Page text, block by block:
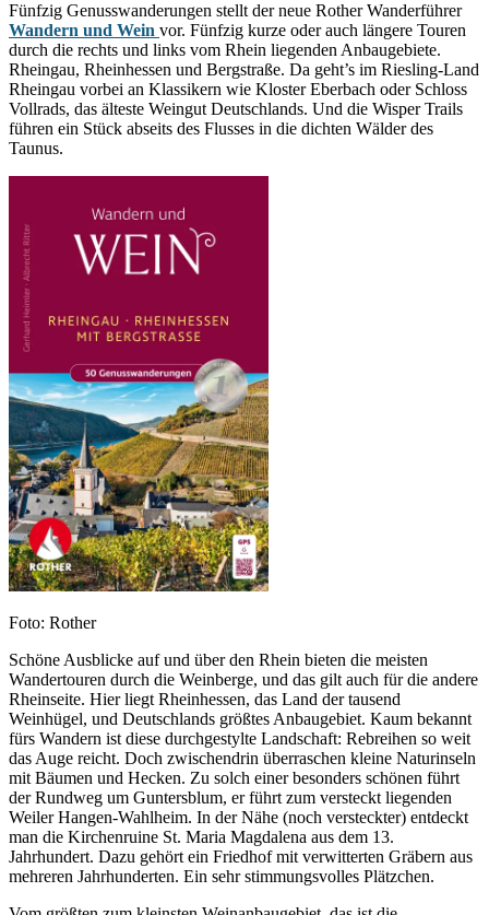
Fünfzig Genusswanderungen stellt der neue Rother Wanderführer
Wandern und Wein vor. Fünfzig kurze oder auch längere Touren
durch die rechts und links vom Rhein liegenden Anbaugebiete.
Rheingau, Rheinhessen und Bergstraße. Da geht’s im Riesling-Land
Rheingau vorbei an Klassikern wie Kloster Eberbach oder Schloss
Vollrads, das älteste Weingut Deutschlands. Und die Wisper Trails
führen ein Stück abseits des Flusses in die dichten Wälder des
Taunus.
Foto: Rother
Schöne Ausblicke auf und über den Rhein bieten die meisten
Wandertouren durch die Weinberge, und das gilt auch für die andere
Rheinseite. Hier liegt Rheinhessen, das Land der tausend
Weinhügel, und Deutschlands größtes Anbaugebiet. Kaum bekannt
fürs Wandern ist diese durchgestylte Landschaft: Rebreihen so weit
das Auge reicht. Doch zwischendrin überraschen kleine Naturinseln
mit Bäumen und Hecken. Zu solch einer besonders schönen führt
der Rundweg um Guntersblum, er führt zum versteckt liegenden
Weiler Hangen-Wahlheim. In der Nähe (noch versteckter) entdeckt
man die Kirchenruine St. Maria Magdalena aus dem 13.
Jahrhundert. Dazu gehört ein Friedhof mit verwitterten Gräbern aus
mehreren Jahrhunderten. Ein sehr stimmungsvolles Plätzchen.